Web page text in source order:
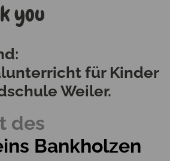
you
für Kinder
Weiler.
des
Bankholzen